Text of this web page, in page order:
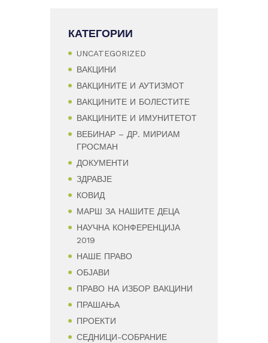
КАТЕГОРИИ
UNCATEGORIZED
ВАКЦИНИ
ВАКЦИНИТЕ И АУТИЗМОТ
ВАКЦИНИТЕ И БОЛЕСТИТЕ
ВАКЦИНИТЕ И ИМУНИТЕТОТ
ВЕБИНАР – ДР. МИРИАМ
ГРОСМАН
ДОКУМЕНТИ
ЗДРАВЈЕ
КОВИД
МАРШ ЗА НАШИТЕ ДЕЦА
НАУЧНА КОНФЕРЕНЦИЈА
2019
НАШЕ ПРАВО
ОБЈАВИ
ПРАВО НА ИЗБОР ВАКЦИНИ
ПРАШАЊА
ПРОЕКТИ
СЕДНИЦИ-СОБРАНИЕ